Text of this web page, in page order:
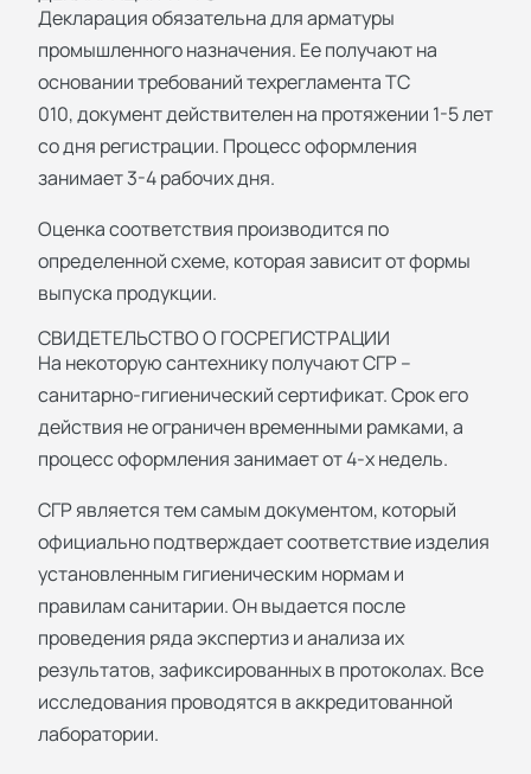
Декларация обязательна для арматуры
промышленного назначения. Ее получают на
основании требований техрегламента ТС
010, документ действителен на протяжении 1-5 лет
со дня регистрации. Процесс оформления
занимает 3-4 рабочих дня.
Оценка соответствия производится по
определенной схеме, которая зависит от формы
выпуска продукции.
СВИДЕТЕЛЬСТВО О ГОСРЕГИСТРАЦИИ
На некоторую сантехнику получают СГР –
санитарно-гигиенический сертификат. Срок его
действия не ограничен временными рамками, а
процесс оформления занимает от 4-х недель.
СГР является тем самым документом, который
официально подтверждает соответствие изделия
установленным гигиеническим нормам и
правилам санитарии. Он выдается после
проведения ряда экспертиз и анализа их
результатов, зафиксированных в протоколах. Все
исследования проводятся в аккредитованной
лаборатории.